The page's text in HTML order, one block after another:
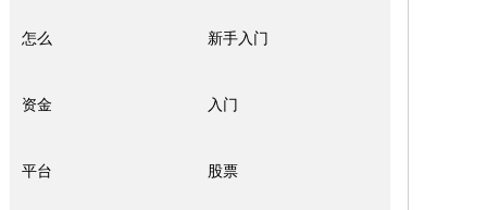
怎么 新手入门
资金 入门
平台 股票